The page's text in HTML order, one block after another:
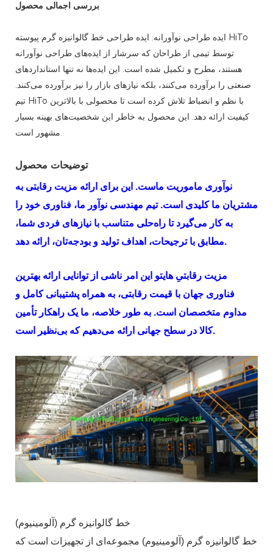
بررسی اجمالی محصول
ایده طراحی نوآورانه: ایده طراحی خط گالوانیزه گرم پیوسته HiTo
توسط تیمی از طراحان که سرشار از ایده‌های طراحی نوآورانه
هستند، مطرح و تکمیل شده است. این ایده‌ها نه تنها استانداردهای
صنعتی را برآورده می‌کنند، بلکه نیازهای بازار را نیز برآورده می‌کنند.
تیم HiTo با نظم و انضباط تلاش کرده است تا محصولی با بالاترین
کیفیت ارائه دهد. این محصول به خاطر این شخصیت‌های بهینه بسیار
مشهور است.
توضیحات محصول
نوآوری ماموریت ماست. این برای ارائه مزیت رقابتی به
مشتریان ما کلیدی است. تیم مهندسی نوآور ما، فناوری خود را
به کار می‌گیرد تا راه‌حلی متناسب با نیازهای فردی شما،
مطابق با ترجیحات، اهداف تولید و بودجه‌تان، ارائه دهد.
مزیت رقابتیِ هایتو این امر ناشی از توانایی ارائه بهترین
فناوری جهان با قیمت رقابتی، به همراه پشتیبانی کامل و
مداوم متخصصان است. به طور خلاصه، ما یک راهکار تأمین
کالا در سطح جهانی ارائه می‌دهیم که بی‌نظیر است.
خط گالوانیزه گرم (آلومینیوم)
خط گالوانیزه گرم (آلومینیوم) مجموعه‌ای از تجهیزات است که